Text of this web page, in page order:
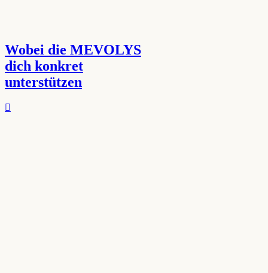
Wobei die MEVOLYS
dich konkret
unterstützen